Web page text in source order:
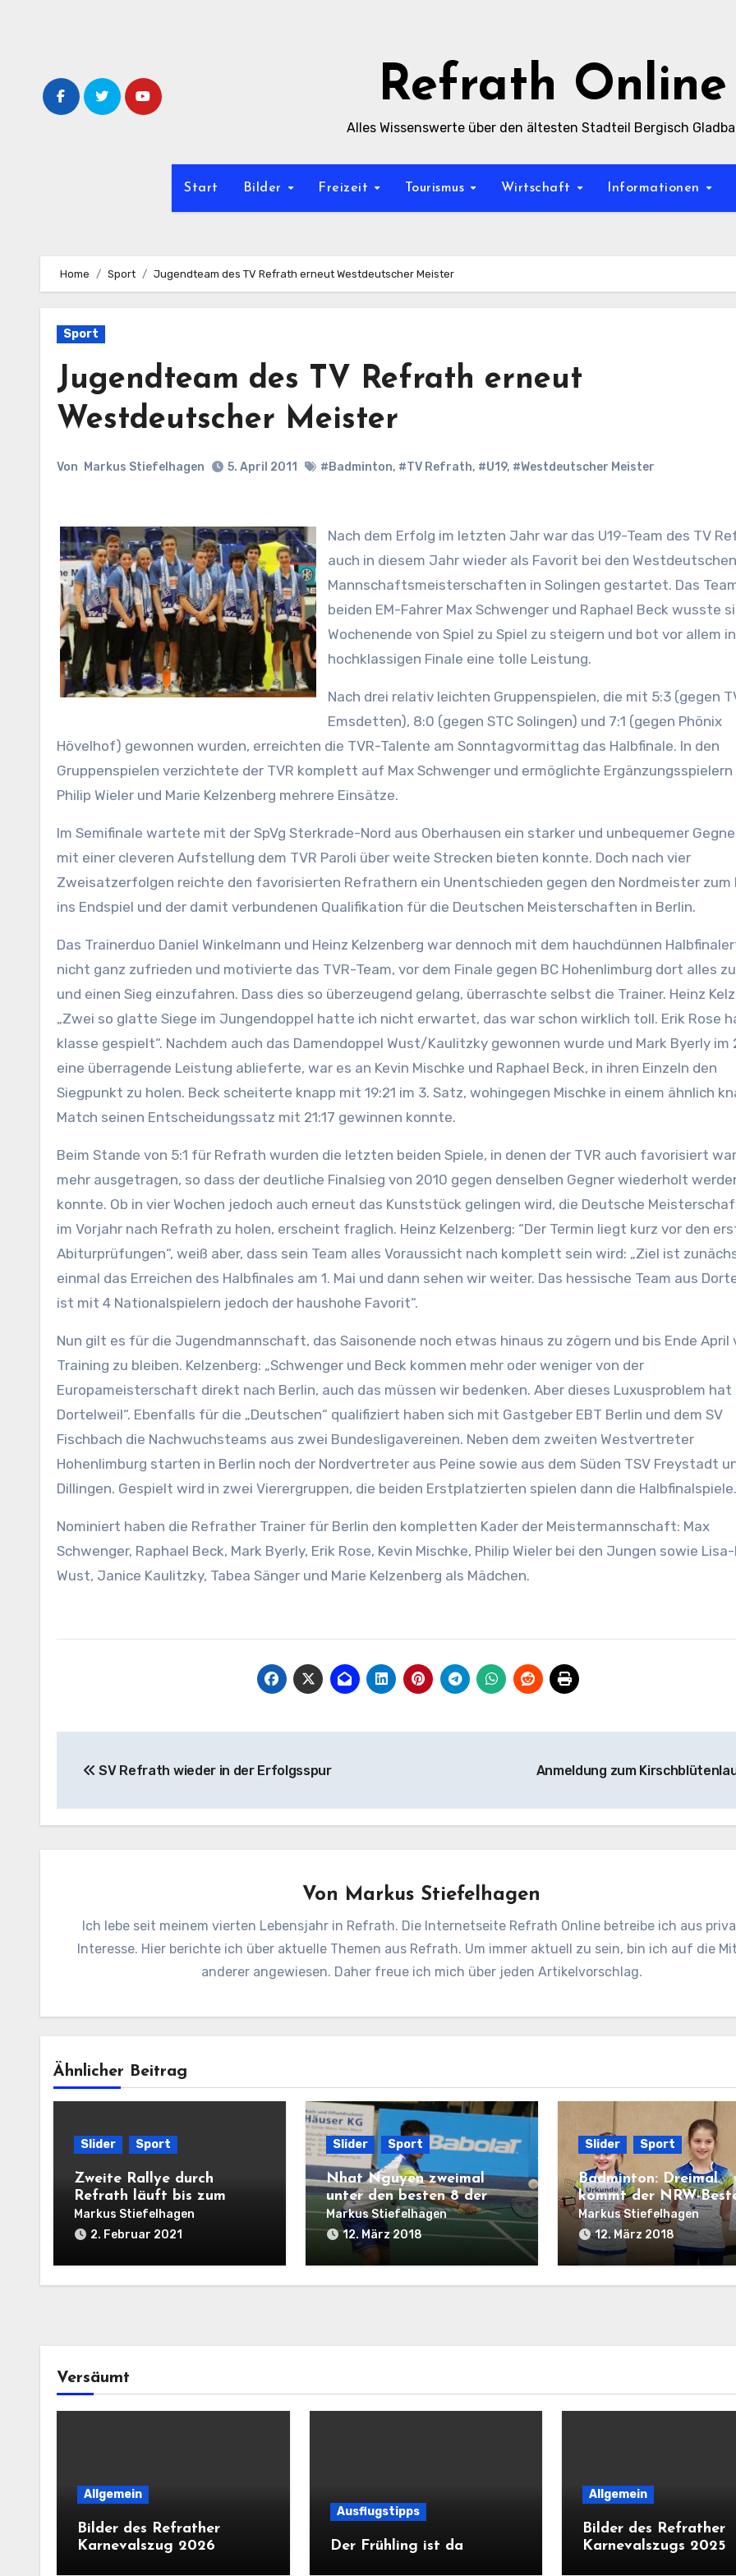
Refrath Online
Alles Wissenswerte über den ältesten Stadteil Bergisch
Start Bilder Freizeit Tourismus Wirtschaft Informationen
Home Sport Jugendteam des TV Refrath erneut Westdeutscher Meister
Sport
Jugendteam des TV Refrath erneut
Westdeutscher Meister
Von Markus Stiefelhagen 5. April 2011 #Badminton, #TV Refrath, #U19, #Westdeutscher Meister
Nach dem Erfolg im letzten Jahr war das U19-Team des TV
auch in diesem Jahr wieder als Favorit bei den Westdeutschen
Mannschaftsmeisterschaften in Solingen gestartet. Das
beiden EM-Fahrer Max Schwenger und Raphael Beck wusste
Wochenende von Spiel zu Spiel zu steigern und bot vor allem
hochklassigen Finale eine tolle Leistung.
Nach drei relativ leichten Gruppenspielen, die mit 5:3 (gegen
Emsdetten), 8:0 (gegen STC Solingen) und 7:1 (gegen Phönix
Hövelhof) gewonnen wurden, erreichten die TVR-Talente am Sonntagvormittag das Halbfinale. In den
Gruppenspielen verzichtete der TVR komplett auf Max Schwenger und ermöglichte Ergänzungsspielern
Philip Wieler und Marie Kelzenberg mehrere Einsätze.
Im Semifinale wartete mit der SpVg Sterkrade-Nord aus Oberhausen ein starker und unbequemer
mit einer cleveren Aufstellung dem TVR Paroli über weite Strecken bieten konnte. Doch nach vier
Zweisatzerfolgen reichte den favorisierten Refrathern ein Unentschieden gegen den Nordmeister zum
ins Endspiel und der damit verbundenen Qualifikation für die Deutschen Meisterschaften in Berlin.
Das Trainerduo Daniel Winkelmann und Heinz Kelzenberg war dennoch mit dem hauchdünnen
nicht ganz zufrieden und motivierte das TVR-Team, vor dem Finale gegen BC Hohenlimburg dort alles
und einen Sieg einzufahren. Dass dies so überzeugend gelang, überraschte selbst die Trainer. Heinz
„Zwei so glatte Siege im Jungendoppel hatte ich nicht erwartet, das war schon wirklich toll. Erik Rose
klasse gespielt“. Nachdem auch das Damendoppel Wust/Kaulitzky gewonnen wurde und Mark Byerly im
eine überragende Leistung ablieferte, war es an Kevin Mischke und Raphael Beck, in ihren Einzeln den
Siegpunkt zu holen. Beck scheiterte knapp mit 19:21 im 3. Satz, wohingegen Mischke in einem ähnlich
Match seinen Entscheidungssatz mit 21:17 gewinnen konnte.
Beim Stande von 5:1 für Refrath wurden die letzten beiden Spiele, in denen der TVR auch favorisiert
mehr ausgetragen, so dass der deutliche Finalsieg von 2010 gegen denselben Gegner wiederholt
konnte. Ob in vier Wochen jedoch auch erneut das Kunststück gelingen wird, die Deutsche
im Vorjahr nach Refrath zu holen, erscheint fraglich. Heinz Kelzenberg: “Der Termin liegt kurz vor den
Abiturprüfungen“, weiß aber, dass sein Team alles Voraussicht nach komplett sein wird: „Ziel ist
einmal das Erreichen des Halbfinales am 1. Mai und dann sehen wir weiter. Das hessische Team aus
ist mit 4 Nationalspielern jedoch der haushohe Favorit“.
Nun gilt es für die Jugendmannschaft, das Saisonende noch etwas hinaus zu zögern und bis Ende April
Training zu bleiben. Kelzenberg: „Schwenger und Beck kommen mehr oder weniger von der
Europameisterschaft direkt nach Berlin, auch das müssen wir bedenken. Aber dieses Luxusproblem hat
Dortelweil“. Ebenfalls für die „Deutschen“ qualifiziert haben sich mit Gastgeber EBT Berlin und dem SV
Fischbach die Nachwuchsteams aus zwei Bundesligavereinen. Neben dem zweiten Westvertreter
Hohenlimburg starten in Berlin noch der Nordvertreter aus Peine sowie aus dem Süden TSV Freystadt
Dillingen. Gespielt wird in zwei Vierergruppen, die beiden Erstplatzierten spielen dann die Halbfinalspiele.
Nominiert haben die Refrather Trainer für Berlin den kompletten Kader der Meistermannschaft: Max
Schwenger, Raphael Beck, Mark Byerly, Erik Rose, Kevin Mischke, Philip Wieler bei den Jungen sowie
Wust, Janice Kaulitzky, Tabea Sänger und Marie Kelzenberg als Mädchen.
SV Refrath wieder in der Erfolgsspur Anmeldung zum
Von Markus Stiefelhagen
Ich lebe seit meinem vierten Lebensjahr in Refrath. Die Internetseite Refrath Online betreibe ich aus
Interesse. Hier berichte ich über aktuelle Themen aus Refrath. Um immer aktuell zu sein, bin ich auf die
anderer angewiesen. Daher freue ich mich über jeden Artikelvorschlag.
Ähnlicher Beitrag
Slider Sport
Zweite Rallye durch
Refrath läuft bis zum
14.02.2021
Markus Stiefelhagen
2. Februar 2021
Slider Sport
Nhat Nguyen zweimal
unter den besten 8 der
Welt
Markus Stiefelhagen
12. März 2018
Slider Sport
Badminton: Dreimal
kommt der NRW-
vom TV Refrath
Markus Stiefelhagen
12. März 2018
Versäumt
Allgemein
Bilder des Refrather
Karnevalszug 2026
Ausflugstipps
Der Frühling ist da
Allgemein
Bilder des Refrather
Karnevalszugs 2025